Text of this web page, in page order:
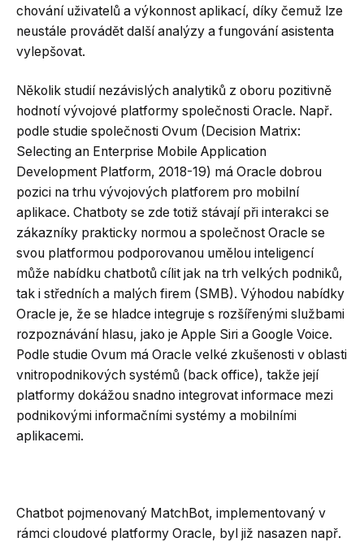
chování uživatelů a výkonnost aplikací, díky čemuž lze
neustále provádět další analýzy a fungování asistenta
vylepšovat.
Několik studií nezávislých analytiků z oboru pozitivně
hodnotí vývojové platformy společnosti Oracle. Např.
podle studie společnosti Ovum (Decision Matrix:
Selecting an Enterprise Mobile Application
Development Platform, 2018-19) má Oracle dobrou
pozici na trhu vývojových platforem pro mobilní
aplikace. Chatboty se zde totiž stávají při interakci se
zákazníky prakticky normou a společnost Oracle se
svou platformou podporovanou umělou inteligencí
může nabídku chatbotů cílit jak na trh velkých podniků,
tak i středních a malých firem (SMB). Výhodou nabídky
Oracle je, že se hladce integruje s rozšířenými službami
rozpoznávání hlasu, jako je Apple Siri a Google Voice.
Podle studie Ovum má Oracle velké zkušenosti v oblasti
vnitropodnikových systémů (back office), takže její
platformy dokážou snadno integrovat informace mezi
podnikovými informačními systémy a mobilními
aplikacemi.
Chatbot pojmenovaný MatchBot, implementovaný v
rámci cloudové platformy Oracle, byl již nasazen např.